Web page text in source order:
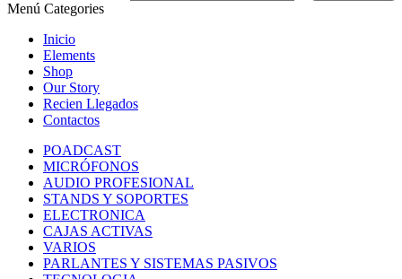
panel
panel
panel
panel
panel
panel
Menú Categories
Inicio
Elements
Shop
Our Story
Recien Llegados
Contactos
POADCAST
MICRÓFONOS
AUDIO PROFESIONAL
STANDS Y SOPORTES
ELECTRONICA
CAJAS ACTIVAS
VARIOS
PARLANTES Y SISTEMAS PASIVOS